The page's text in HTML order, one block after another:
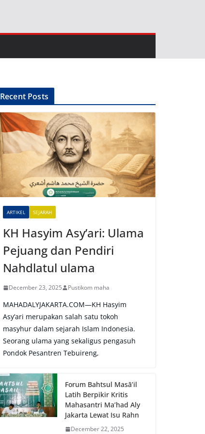
Recent Posts
ARTIKEL SEJARAH
KH Hasyim Asy’ari: Ulama
Pejuang dan Pendiri
Nahdlatul ulama
December 23, 2025 Pustikom maha
MAHADALYJAKARTA.COM—KH Hasyim
Asy’ari merupakan salah satu tokoh
masyhur dalam sejarah Islam Indonesia.
Seorang ulama yang sekaligus pengasuh
Pondok Pesantren Tebuireng,
Forum Bahtsul Masā’il
Latih Berpikir Kritis
Mahasantri Ma’had Aly
Jakarta Lewat Isu Rahn
December 22, 2025